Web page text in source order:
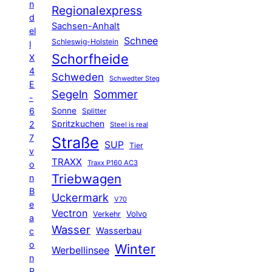
n
d
el
l
X
4
E
-
6
2
7
v
o
n
B
e
a
c
o
n
Regionalexpress
Sachsen-Anhalt
Schleswig-Holstein Schnee
Schorfheide
Schweden Schwedter Steg
Segeln Sommer
Sonne Splitter
Spritzkuchen Steel is real
Straße SUP Tier
TRAXX Traxx P160 AC3
Triebwagen
Uckermark V70
Vectron Verkehr Volvo
Wasser Wasserbau
Werbellinsee Winter